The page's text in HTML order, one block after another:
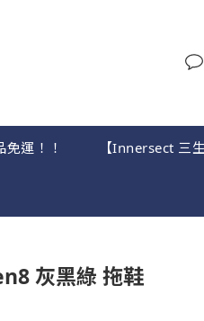
運！！ 【Innersect 三
灰黑綠 拖鞋